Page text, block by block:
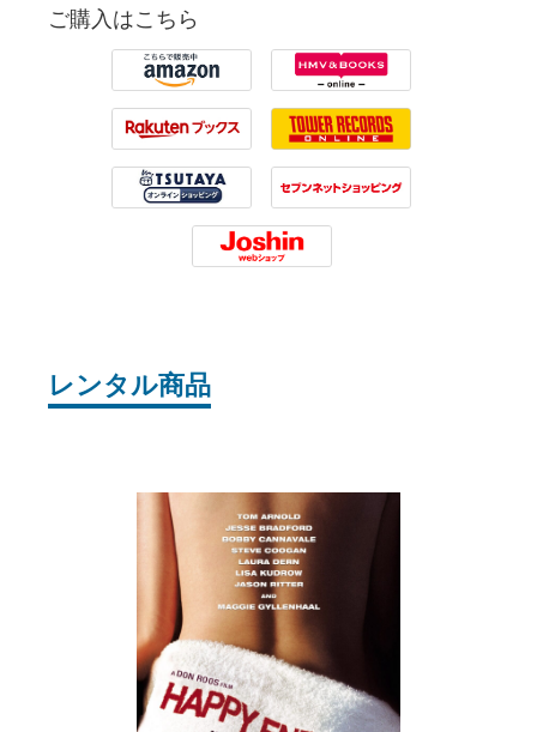
ご購入はこちら
Amazon HMV
Rakuten Tower Records
Tsutaya 7net
Joshin
レンタル商品